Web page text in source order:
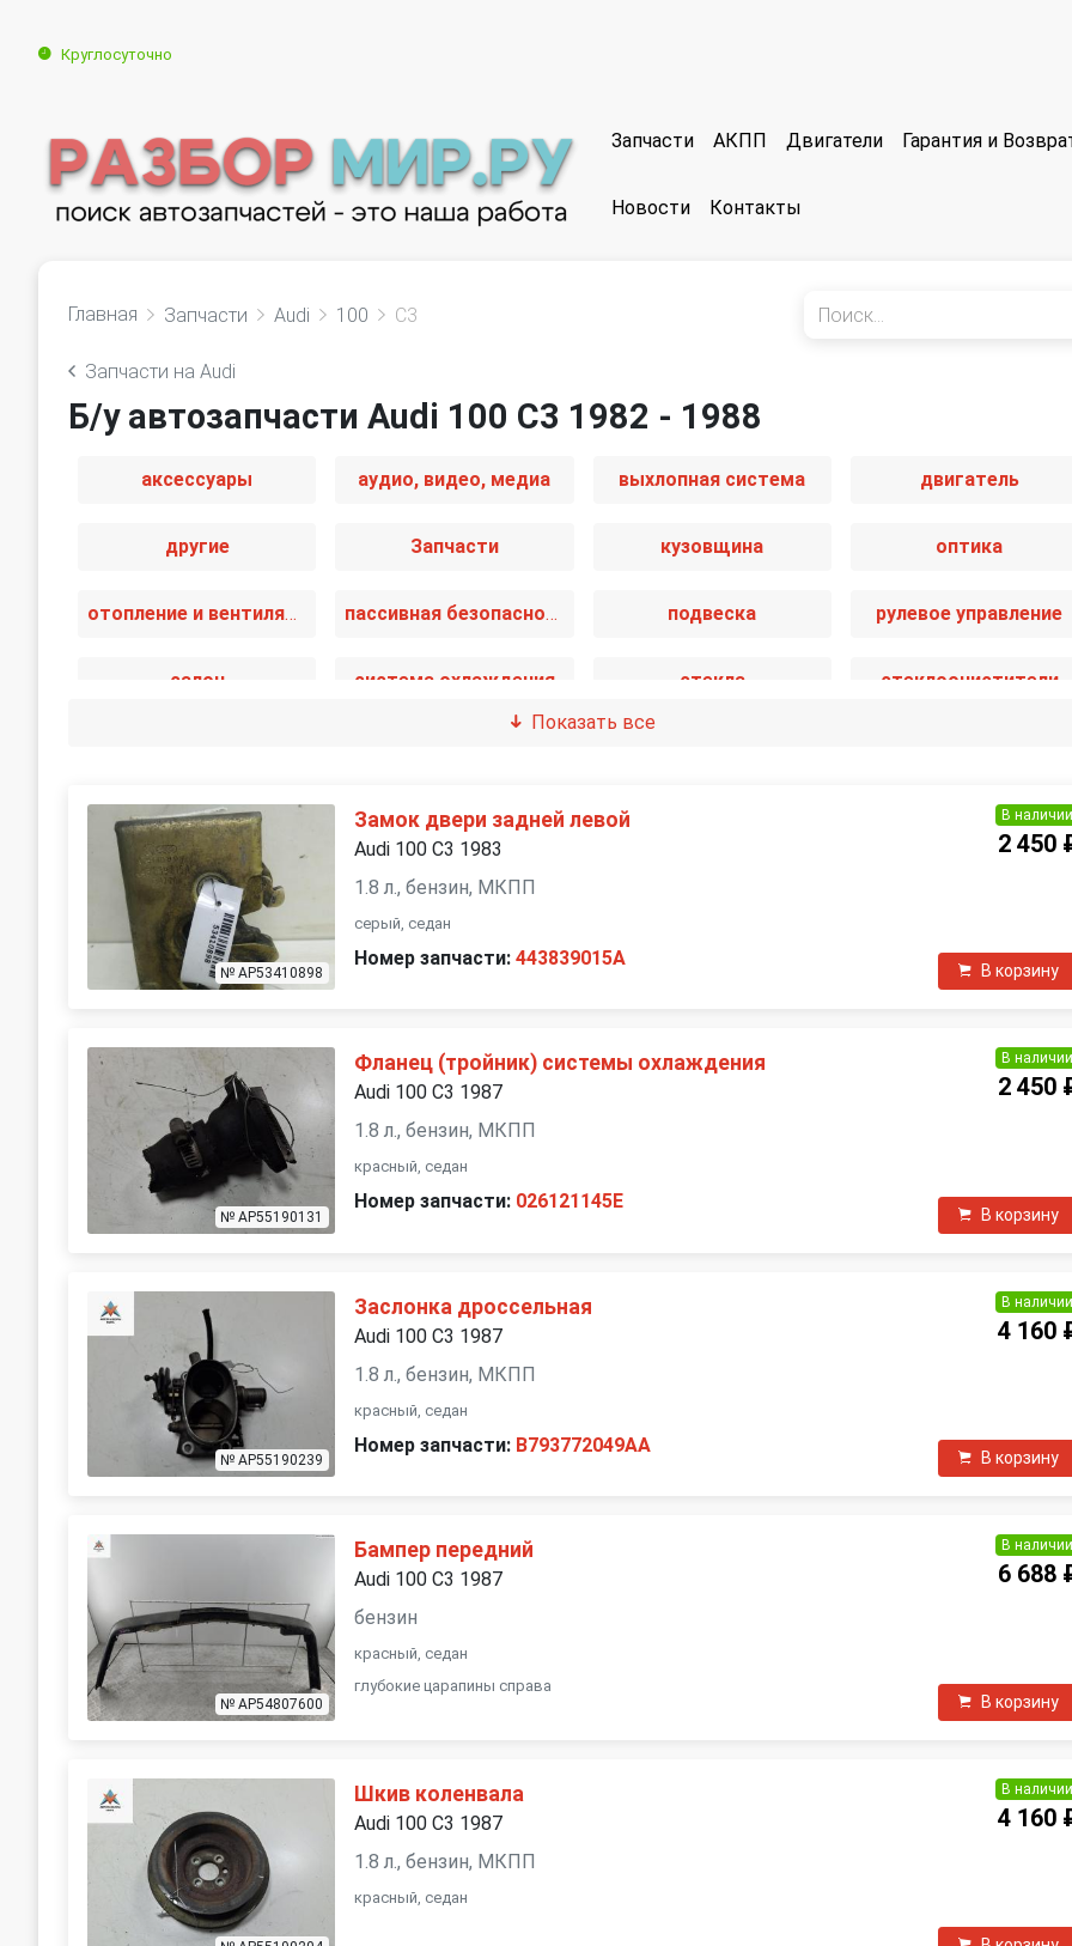
Круглосуточно
Запчасти АКПП Двигатели Гарантия и
Новости Контакты
Главная Запчасти Audi 100 С3
Запчасти на Audi
Б/у автозапчасти Audi 100 С3 1982 - 1988
аксессуары аудио, видео, медиа выхлопная система двигатель
другие Запчасти кузовщина оптика
отопление и вентиляция пассивная безопасность подвеска рулевое управление
салон система охлаждения стекла стеклоочистители
Показать все
№ AP53410898
Замок двери задней левой
Audi 100 С3 1983
1.8 л., бензин, МКПП
серый, седан
Номер запчасти: 443839015A
В наличии
2 450
В корзину
№ AP55190131
Фланец (тройник) системы охлаждения
Audi 100 С3 1987
1.8 л., бензин, МКПП
красный, седан
Номер запчасти: 026121145E
В наличии
2 450
В корзину
№ AP55190239
Заслонка дроссельная
Audi 100 С3 1987
1.8 л., бензин, МКПП
красный, седан
Номер запчасти: B793772049AA
В наличии
4 160
В корзину
№ AP54807600
Бампер передний
Audi 100 С3 1987
бензин
красный, седан
глубокие царапины справа
В наличии
6 688
В корзину
Шкив коленвала
Audi 100 С3 1987
1.8 л., бензин, МКПП
красный, седан
В наличии
4 160